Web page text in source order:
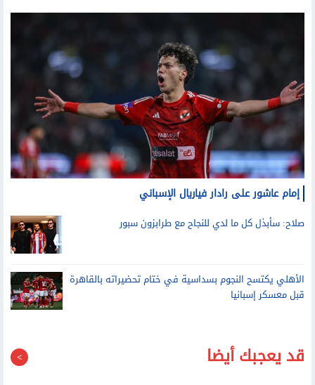
إمام عاشور على رادار فياريال الإسباني
صلاح: سأبذل كل ما لدي للنجاح مع طرابزون سبور
الأهلي يكتسح النجوم بسداسية في ختام تحضيراته بالقاهرة
قبل معسكر إسبانيا
قد يعجبك أيضا